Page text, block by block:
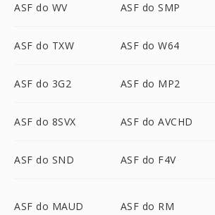
ASF do WV ASF do SMP
ASF do TXW ASF do W64
ASF do 3G2 ASF do MP2
ASF do 8SVX ASF do AVCHD
ASF do SND ASF do F4V
ASF do MAUD ASF do RM